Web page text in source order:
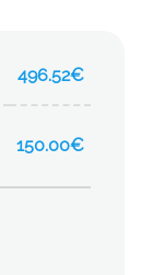
496.52€
150.00€